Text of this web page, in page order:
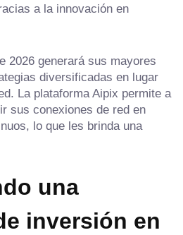
a la innovación en
2026 generará sus mayores
diversificadas en lugar
La plataforma Aipix permite a
sus conexiones de red en
lo que les brinda una
una
inversión en